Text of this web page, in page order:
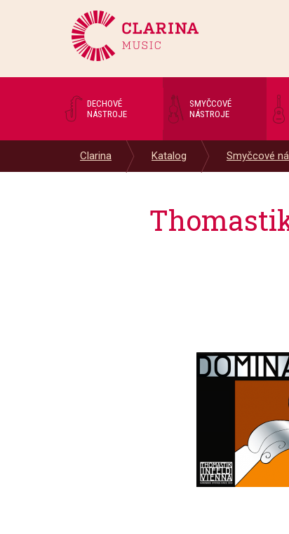
DECHOVÉ
NÁSTROJE
SMYČCOVÉ
NÁSTROJE
Clarina Katalog Smyčcové